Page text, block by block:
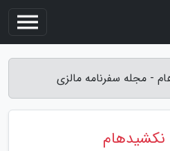
- مجله سفرنامه مالزی
نکشیدهام